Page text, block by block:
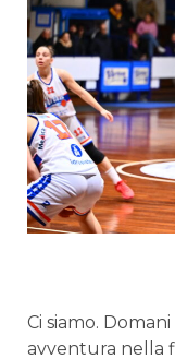
Ci siamo.
avventura nella